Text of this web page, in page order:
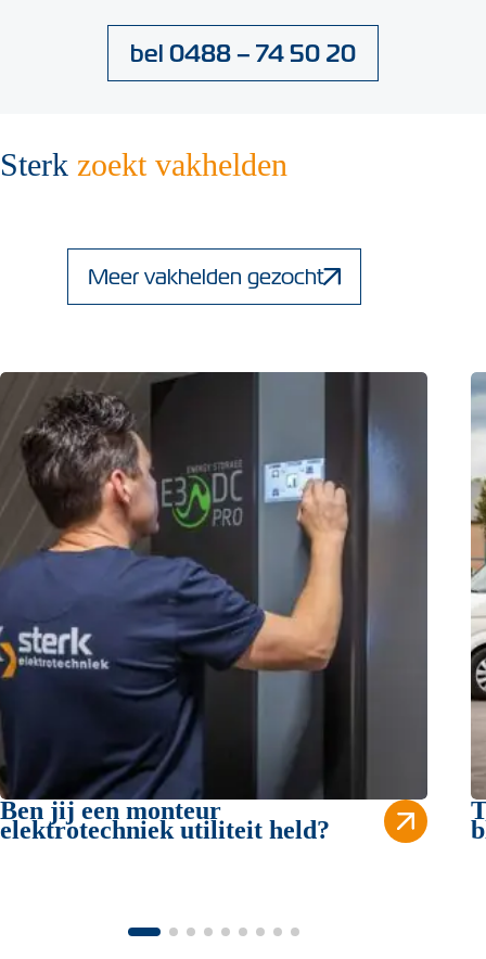
bel 0488 – 74 50 20
Sterk zoekt vakhelden
Meer vakhelden gezocht
Ben jij een monteur
elektrotechniek utiliteit held?